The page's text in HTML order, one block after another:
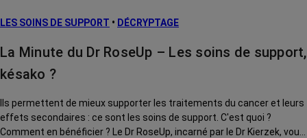
LES SOINS DE SUPPORT • DÉCRYPTAGE
La Minute du Dr RoseUp – Les soins de support,
késako ?
Ils permettent de mieux supporter les traitements du cancer et leurs
effets secondaires : ce sont les soins de support. C'est quoi ?
Comment en bénéficier ? Le Dr RoseUp, incarné par le Dr Kierzek, vous